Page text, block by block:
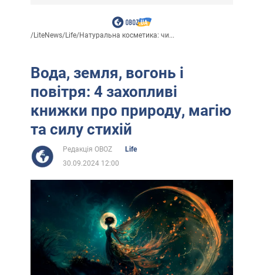
/LiteNews/Life/Натуральна косметика: чи...
Вода, земля, вогонь і
повітря: 4 захопливі
книжки про природу, магію
та силу стихій
Редакція OBOZ
Life
30.09.2024 12:00